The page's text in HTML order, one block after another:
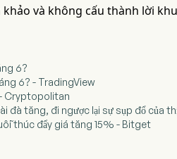
và không cấu thành lời
6?
6? - TradingView
Cryptopolitan
đà tăng, đi ngược lại sự sụp đổ của
thúc đẩy giá tăng 15% - Bitget